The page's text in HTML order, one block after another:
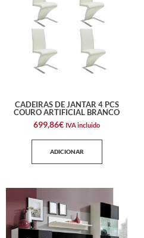
CADEIRAS DE JANTAR 4 PCS
COURO ARTIFICIAL BRANCO
699,86€ IVA incluido
ADICIONAR